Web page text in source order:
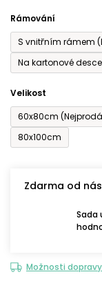
Rámování
S vnitřním rámem
Na kartonové desce
Velikost
60x80cm
80x100cm
Zdarma od
Sada
Možnosti
5